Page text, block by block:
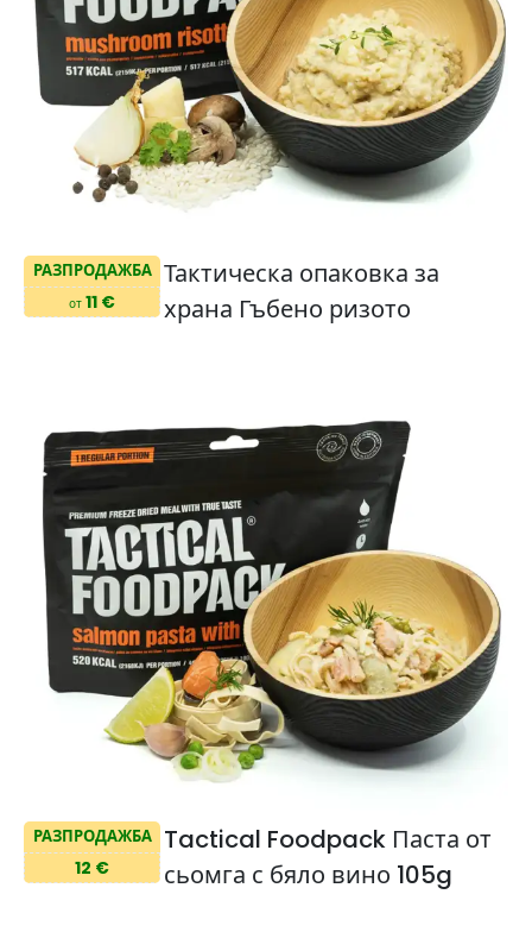
РАЗПРОДАЖБА
от 11 €
Тактическа опаковка за
храна Гъбено ризото
РАЗПРОДАЖБА
12 €
Tactical Foodpack Паста от
сьомга с бяло вино 105g